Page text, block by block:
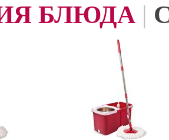
БЛЮДА |